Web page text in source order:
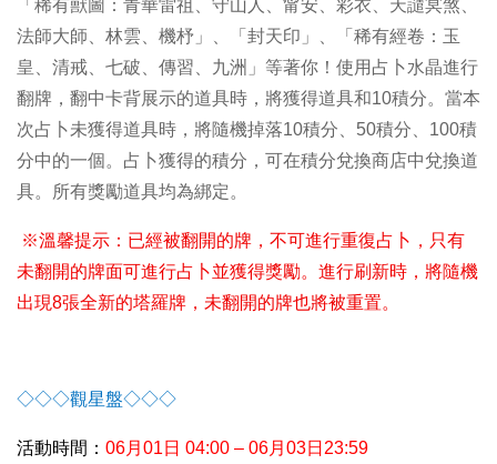
「稀有獸圖：青華雷祖、守山人、甯安、彩衣、天譴冥煞、
法師大師、林雲、機杼」、「封天印」、「稀有經卷：玉
皇、清戒、七破、傳習、九洲」等著你！使用占卜水晶進行
翻牌，翻中卡背展示的道具時，將獲得道具和10積分。當本
次占卜未獲得道具時，將隨機掉落10積分、50積分、100積
分中的一個。占卜獲得的積分，可在積分兌換商店中兌換道
具。所有獎勵道具均為綁定。
※溫馨提示：已經被翻開的牌，不可進行重復占卜，只有
未翻開的牌面可進行占卜並獲得獎勵。進行刷新時，將隨機
出現8張全新的塔羅牌，未翻開的牌也將被重置。
◇◇◇觀星盤◇◇◇
活動時間： 06月01日 04:00 – 06月03日23:59